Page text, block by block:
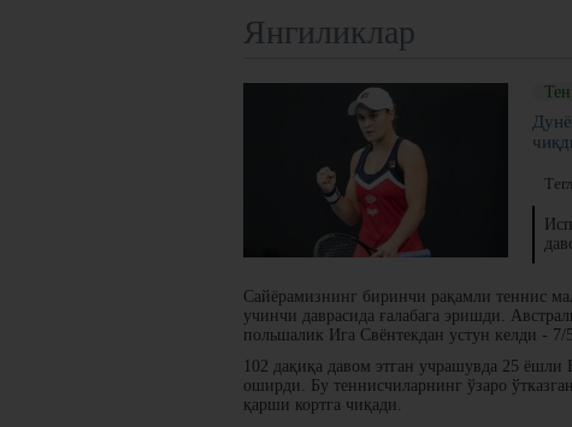
Янгиликлар
Сайёрамизнинг биринчи рақамли теннис
учинчи даврасида ғалабага эришди.
польшалик Ига Свёнтекдан устун келди - 7/
102 дақиқа давом этган учрашувда 25
оширди. Бу теннисчиларнинг ўзаро
қарши кортга чиқади.